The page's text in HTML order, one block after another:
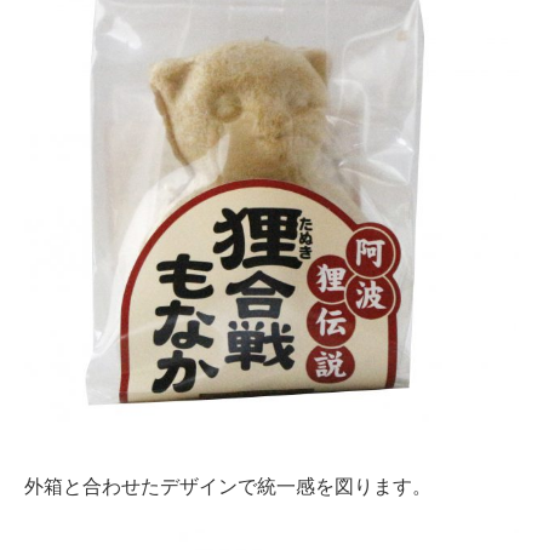
外箱と合わせたデザインで統一感を図ります。